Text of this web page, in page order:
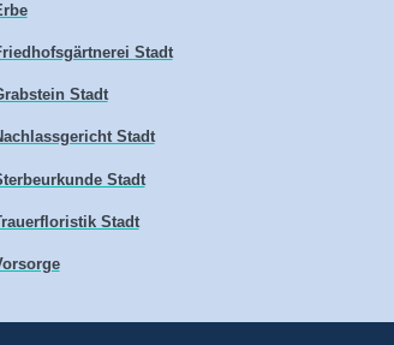
Stadt
Stadt
Stadt
Stadt
Stadt